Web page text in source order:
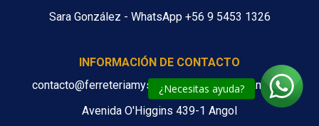
¿Necesitas ayuda?
Sara González - WhatsApp +56 9 5453 1326
INFORMACIÓN DE CONTACTO
contacto@ferreteriamys.cl ventas@ferreteriamys.cl
Avenida O'Higgins 439-1 Angol